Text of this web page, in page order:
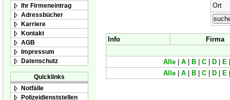
Ihr Firmeneintrag
Adressbücher
Karriere
Kontakt
AGB
Impressum
Datenschutz
Quicklinks
Notfälle
Polizeidienststellen
Ort
Info Firma
Alle A B C D E
Alle
A B C D E